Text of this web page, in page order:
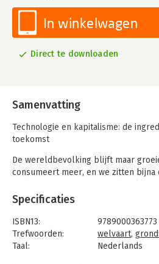
In winkelwagen
Direct te downloaden
Samenvatting
Technologie en kapitalisme: de
toekomst
De wereldbevolking blijft maar
consumeert meer, en we zitten
En toch is er reden voor optimisme.
bevolkingsgroei en onze
ons verbruik juist terug. In Meer uit
York Times-bestsellerauteur Andrew
Specificaties
ISBN13:
9789000363773
Trefwoorden:
welvaart,
Taal:
Nederlands